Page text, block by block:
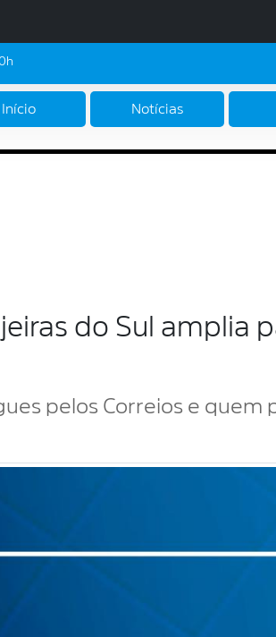
Início Notícias
do Sul
pelos Correios e